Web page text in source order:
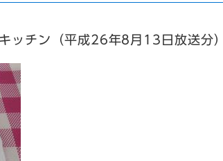
ッチン（平成26年8月13日放送分）